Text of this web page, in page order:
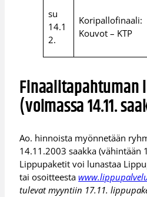
su
14.1
2.
Koripallofinaali:
Kouvot – KTP
(voimassa 14.11.
Ao. hinnoista myönnetään
14.11.2003 saakka (vähintään
Lippupaketit voi lunastaa
tai osoitteesta
tulevat myyntiin 17.11.